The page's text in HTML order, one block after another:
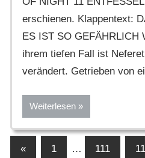
erschienen. Klappentext:
ES IST SO
ihrem tiefen Fall ist
verändert. Getrieben von
Weiterlesen
«Vorherige
1 … 111